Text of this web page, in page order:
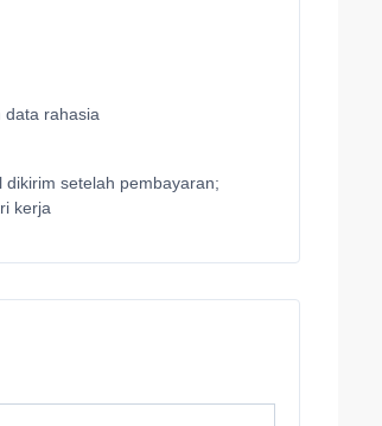
data rahasia
setelah pembayaran;
kerja